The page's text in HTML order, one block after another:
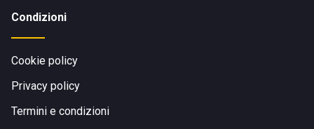
Condizioni
Cookie policy
Privacy policy
Termini e condizioni